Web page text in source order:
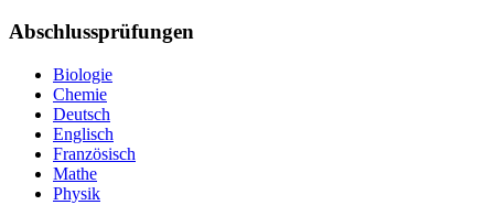
Abschlussprüfungen
Biologie
Chemie
Deutsch
Englisch
Französisch
Mathe
Physik